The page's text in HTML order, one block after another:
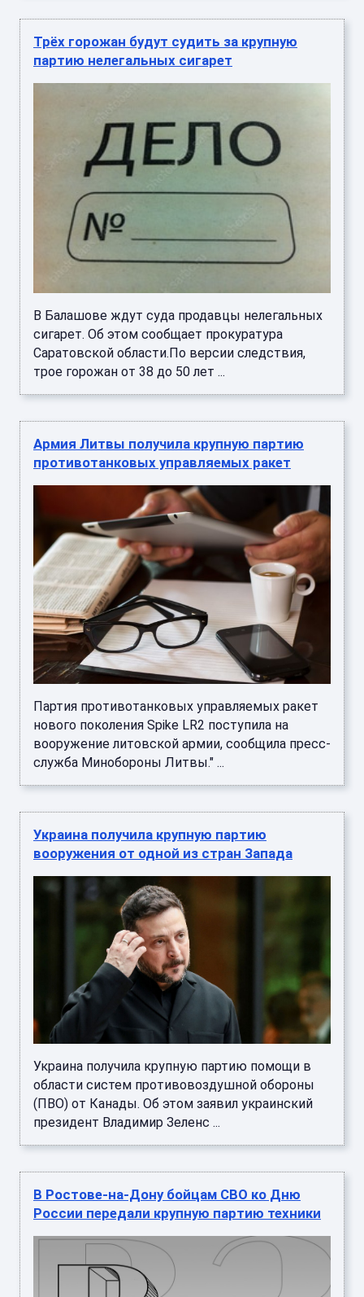
Трёх горожан будут судить за крупную
партию нелегальных сигарет
В Балашове ждут суда продавцы нелегальных
сигарет. Об этом сообщает прокуратура
Саратовской области.По версии следствия,
трое горожан от 38 до 50 лет ...
Армия Литвы получила крупную партию
противотанковых управляемых ракет
Партия противотанковых управляемых ракет
нового поколения Spike LR2 поступила на
вооружение литовской армии, сообщила пресс-
служба Минобороны Литвы." ...
Украина получила крупную партию
вооружения от одной из стран Запада
Украина получила крупную партию помощи в
области систем противовоздушной обороны
(ПВО) от Канады. Об этом заявил украинский
президент Владимир Зеленс ...
В Ростове-на-Дону бойцам СВО ко Дню
России передали крупную партию техники